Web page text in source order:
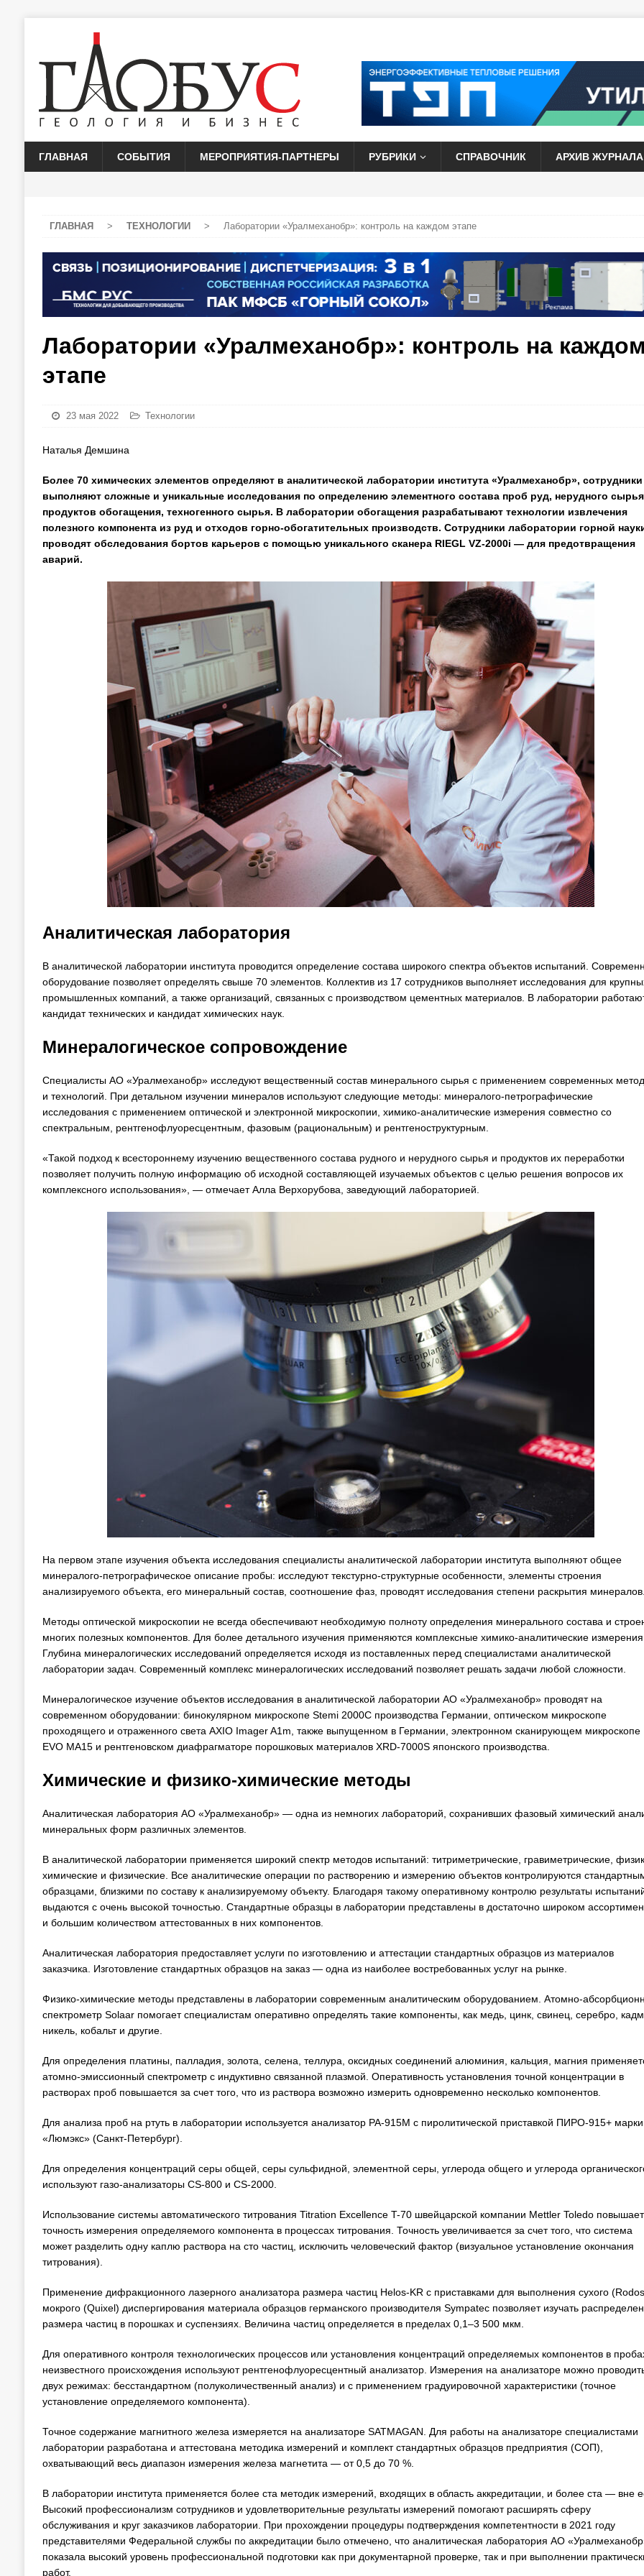
ГЛАВНАЯ СОБЫТИЯ МЕРОПРИЯТИЯ-ПАРТНЕРЫ РУБРИКИ СПРАВОЧНИК АРХИВ ЖУРНАЛА
ГЛАВНАЯ > ТЕХНОЛОГИИ > Лаборатории «Уралмеханобр»: контроль на каждом этапе
Лаборатории «Уралмеханобр»: контроль на
этапе
23 мая 2022 Технологии
Наталья Демшина
Более 70 химических элементов определяют в аналитической лаборатории института «Уралмеханобр», сотрудники
выполняют сложные и уникальные исследования по определению элементного состава проб руд, нерудного
продуктов обогащения, техногенного сырья. В лаборатории обогащения разрабатывают технологии извлечения
полезного компонента из руд и отходов горно-обогатительных производств. Сотрудники лаборатории горной
проводят обследования бортов карьеров с помощью уникального сканера RIEGL VZ-2000i — для предотвращения
аварий.
Аналитическая лаборатория
В аналитической лаборатории института проводится определение состава широкого спектра объектов испытаний.
оборудование позволяет определять свыше 70 элементов. Коллектив из 17 сотрудников выполняет исследования для
промышленных компаний, а также организаций, связанных с производством цементных материалов. В лаборатории
кандидат технических и кандидат химических наук.
Минералогическое сопровождение
Специалисты АО «Уралмеханобр» исследуют вещественный состав минерального сырья с применением современных
и технологий. При детальном изучении минералов используют следующие методы: минералого-петрографические
исследования с применением оптической и электронной микроскопии, химико-аналитические измерения совместно со
спектральным, рентгенофлуоресцентным, фазовым (рациональным) и рентгеноструктурным.
«Такой подход к всестороннему изучению вещественного состава рудного и нерудного сырья и продуктов их переработки
позволяет получить полную информацию об исходной составляющей изучаемых объектов с целью решения вопросов их
комплексного использования», — отмечает Алла Верхорубова, заведующий лабораторией.
На первом этапе изучения объекта исследования специалисты аналитической лаборатории института выполняют общее
минералого-петрографическое описание пробы: исследуют текстурно-структурные особенности, элементы строения
анализируемого объекта, его минеральный состав, соотношение фаз, проводят исследования степени раскрытия
Методы оптической микроскопии не всегда обеспечивают необходимую полноту определения минерального состава и
многих полезных компонентов. Для более детального изучения применяются комплексные химико-аналитические
Глубина минералогических исследований определяется исходя из поставленных перед специалистами аналитической
лаборатории задач. Современный комплекс минералогических исследований позволяет решать задачи любой сложности.
Минералогическое изучение объектов исследования в аналитической лаборатории АО «Уралмеханобр» проводят на
современном оборудовании: бинокулярном микроскопе Stemi 2000C производства Германии, оптическом микроскопе
проходящего и отраженного света AXIO Imager A1m, также выпущенном в Германии, электронном сканирующем микроскопе
EVO MA15 и рентгеновском диафрагматоре порошковых материалов XRD-7000S японского производства.
Химические и физико-химические методы
Аналитическая лаборатория АО «Уралмеханобр» — одна из немногих лабораторий, сохранивших фазовый химический
минеральных форм различных элементов.
В аналитической лаборатории применяется широкий спектр методов испытаний: титриметрические, гравиметрические,
химические и физические. Все аналитические операции по растворению и измерению объектов контролируются
образцами, близкими по составу к анализируемому объекту. Благодаря такому оперативному контролю результаты
выдаются с очень высокой точностью. Стандартные образцы в лаборатории представлены в достаточно широком
и большим количеством аттестованных в них компонентов.
Аналитическая лаборатория предоставляет услуги по изготовлению и аттестации стандартных образцов из материалов
заказчика. Изготовление стандартных образцов на заказ — одна из наиболее востребованных услуг на рынке.
Физико-химические методы представлены в лаборатории современным аналитическим оборудованием. Атомно-
спектрометр Solaar помогает специалистам оперативно определять такие компоненты, как медь, цинк, свинец, серебро,
никель, кобальт и другие.
Для определения платины, палладия, золота, селена, теллура, оксидных соединений алюминия, кальция, магния
атомно-эмиссионный спектрометр с индуктивно связанной плазмой. Оперативность установления точной концентрации в
растворах проб повышается за счет того, что из раствора возможно измерить одновременно несколько компонентов.
Для анализа проб на ртуть в лаборатории используется анализатор РА-915М с пиролитической приставкой ПИРО-915+ марки
«Люмэкс» (Санкт-Петербург).
Для определения концентраций серы общей, серы сульфидной, элементной серы, углерода общего и углерода
используют газо-анализаторы CS-800 и CS-2000.
Использование системы автоматического титрования Titration Excellence T-70 швейцарской компании Mettler Toledo повышает
точность измерения определяемого компонента в процессах титрования. Точность увеличивается за счет того, что система
может разделить одну каплю раствора на сто частиц, исключить человеческий фактор (визуальное установление окончания
титрования).
Применение дифракционного лазерного анализатора размера частиц Helos-KR с приставками для выполнения сухого
мокрого (Quixel) диспергирования материала образцов германского производителя Sympatec позволяет изучать
размера частиц в порошках и суспензиях. Величина частиц определяется в пределах 0,1–3 500 мкм.
Для оперативного контроля технологических процессов или установления концентраций определяемых компонентов в
неизвестного происхождения используют рентгенофлуоресцентный анализатор. Измерения на анализаторе можно
двух режимах: бесстандартном (полуколичественный анализ) и с применением градуировочной характеристики (точное
установление определяемого компонента).
Точное содержание магнитного железа измеряется на анализаторе SATMAGAN. Для работы на анализаторе специалистами
лаборатории разработана и аттестована методика измерений и комплект стандартных образцов предприятия (СОП),
охватывающий весь диапазон измерения железа магнетита — от 0,5 до 70 %.
В лаборатории института применяется более ста методик измерений, входящих в область аккредитации, и более ста — вне
Высокий профессионализм сотрудников и удовлетворительные результаты измерений помогают расширять сферу
обслуживания и круг заказчиков лаборатории. При прохождении процедуры подтверждения компетентности в 2021 году
представителями Федеральной службы по аккредитации было отмечено, что аналитическая лаборатория АО
показала высокий уровень профессиональной подготовки как при документарной проверке, так и при выполнении
работ.